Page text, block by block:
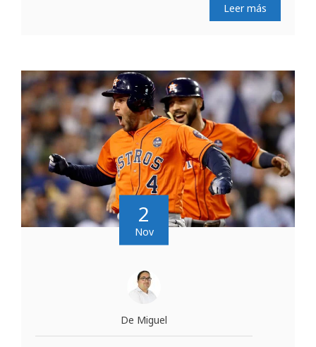
Leer más
2
Nov
De Miguel